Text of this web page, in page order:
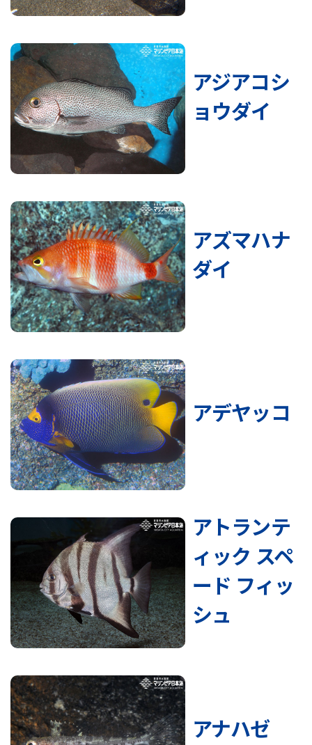
アジアコシ
ョウダイ
アズマハナ
ダイ
アデヤッコ
アトランテ
ィック スペ
ード フィッ
シュ
アナハゼ